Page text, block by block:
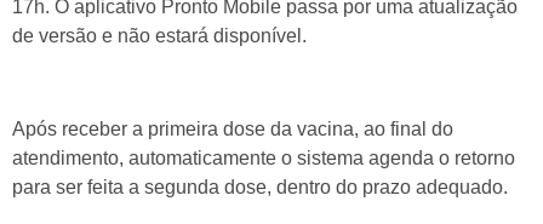
17h. O aplicativo Pronto Mobile passa por uma atualização
de versão e não estará disponível.
Após receber a primeira dose da vacina, ao final do
atendimento, automaticamente o sistema agenda o retorno
para ser feita a segunda dose, dentro do prazo adequado.